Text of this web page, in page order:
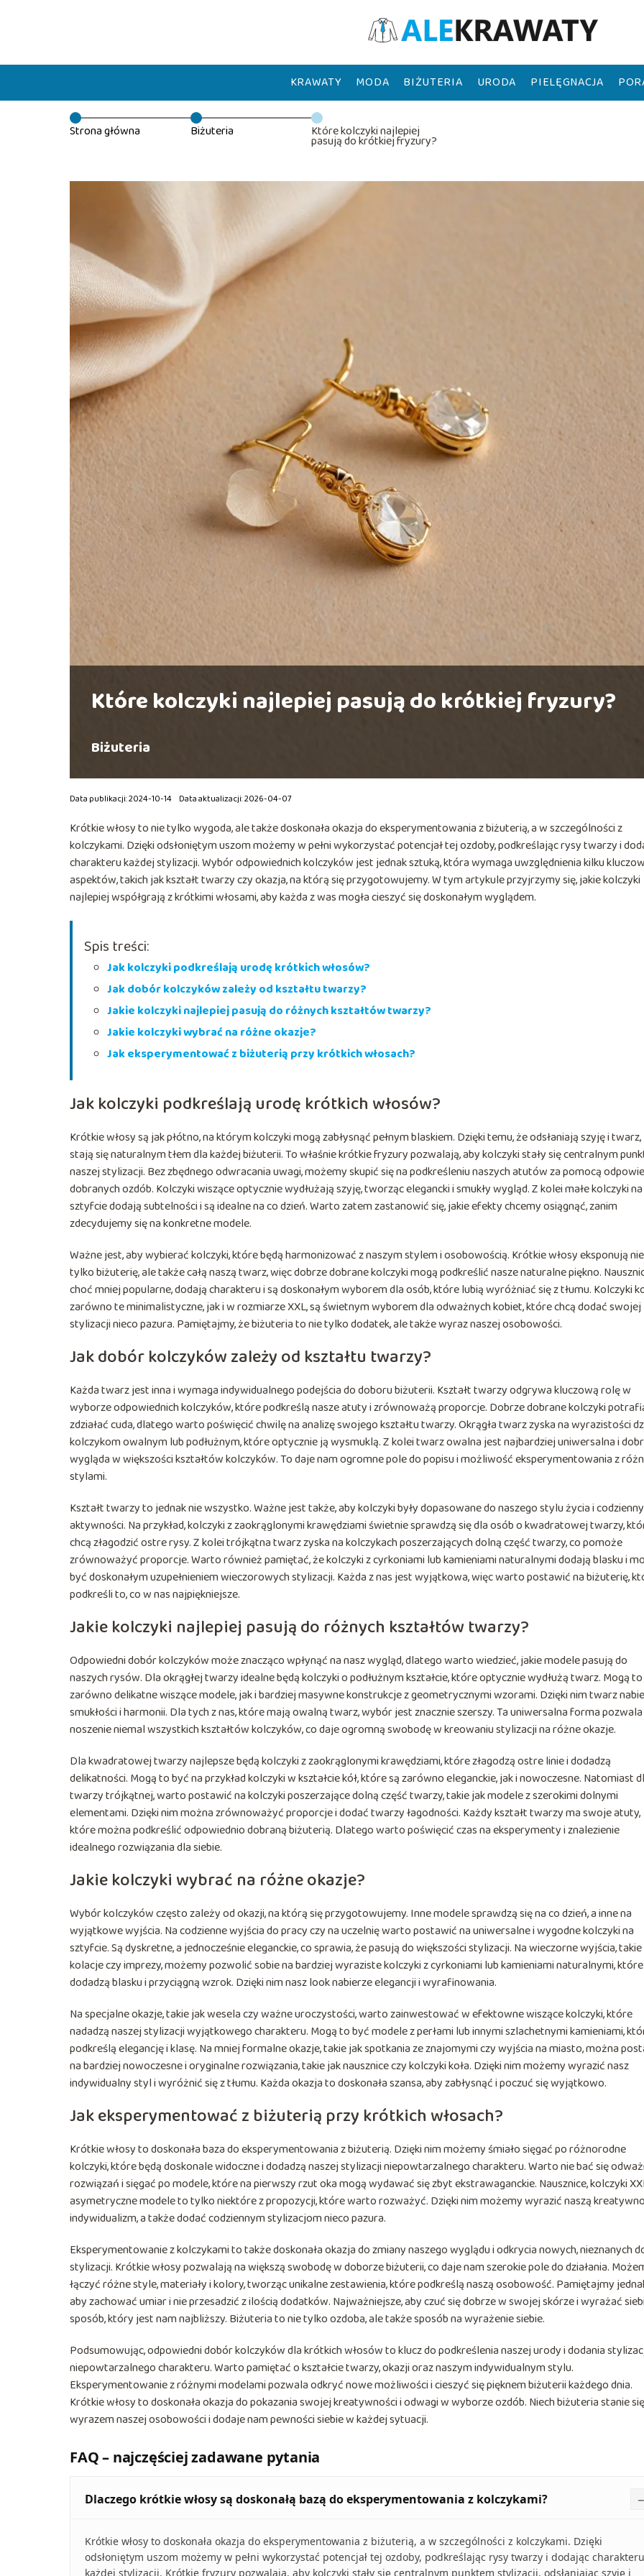
KRAWATY MODA BIŻUTERIA URODA PIELĘGNACJA
Strona główna Biżuteria Które kolczyki najlepiej
pasują do krótkiej fryzury?
Które kolczyki najlepiej pasują do krótkiej fryzury?
Biżuteria
Data publikacji: 2024-10-14 Data aktualizacji: 2026-04-07
Krótkie włosy to nie tylko wygoda, ale także doskonała okazja do eksperymentowania z biżuterią, a w szczególności z
kolczykami. Dzięki odsłoniętym uszom możemy w pełni wykorzystać potencjał tej ozdoby, podkreślając rysy twarzy i
charakteru każdej stylizacji. Wybór odpowiednich kolczyków jest jednak sztuką, która wymaga uwzględnienia kilku
aspektów, takich jak kształt twarzy czy okazja, na którą się przygotowujemy. W tym artykule przyjrzymy się, jakie kolczyki
najlepiej współgrają z krótkimi włosami, aby każda z was mogła cieszyć się doskonałym wyglądem.
Spis treści:
Jak kolczyki podkreślają urodę krótkich włosów?
Jak dobór kolczyków zależy od kształtu twarzy?
Jakie kolczyki najlepiej pasują do różnych kształtów twarzy?
Jakie kolczyki wybrać na różne okazje?
Jak eksperymentować z biżuterią przy krótkich włosach?
Jak kolczyki podkreślają urodę krótkich włosów?
Krótkie włosy są jak płótno, na którym kolczyki mogą zabłysnąć pełnym blaskiem. Dzięki temu, że odsłaniają szyję i twarz,
stają się naturalnym tłem dla każdej biżuterii. To właśnie krótkie fryzury pozwalają, aby kolczyki stały się centralnym
naszej stylizacji. Bez zbędnego odwracania uwagi, możemy skupić się na podkreśleniu naszych atutów za pomocą
dobranych ozdób. Kolczyki wiszące optycznie wydłużają szyję, tworząc elegancki i smukły wygląd. Z kolei małe kolczyki na
sztyfcie dodają subtelności i są idealne na co dzień. Warto zatem zastanowić się, jakie efekty chcemy osiągnąć, zanim
zdecydujemy się na konkretne modele.
Ważne jest, aby wybierać kolczyki, które będą harmonizować z naszym stylem i osobowością. Krótkie włosy eksponują nie
tylko biżuterię, ale także całą naszą twarz, więc dobrze dobrane kolczyki mogą podkreślić nasze naturalne piękno.
choć mniej popularne, dodają charakteru i są doskonałym wyborem dla osób, które lubią wyróżniać się z tłumu. Kolczyki
zarówno te minimalistyczne, jak i w rozmiarze XXL, są świetnym wyborem dla odważnych kobiet, które chcą dodać swojej
stylizacji nieco pazura. Pamiętajmy, że biżuteria to nie tylko dodatek, ale także wyraz naszej osobowości.
Jak dobór kolczyków zależy od kształtu twarzy?
Każda twarz jest inna i wymaga indywidualnego podejścia do doboru biżuterii. Kształt twarzy odgrywa kluczową rolę w
wyborze odpowiednich kolczyków, które podkreślą nasze atuty i zrównoważą proporcje. Dobrze dobrane kolczyki
zdziałać cuda, dlatego warto poświęcić chwilę na analizę swojego kształtu twarzy. Okrągła twarz zyska na wyrazistości
kolczykom owalnym lub podłużnym, które optycznie ją wysmuklą. Z kolei twarz owalna jest najbardziej uniwersalna i
wygląda w większości kształtów kolczyków. To daje nam ogromne pole do popisu i możliwość eksperymentowania z
stylami.
Kształt twarzy to jednak nie wszystko. Ważne jest także, aby kolczyki były dopasowane do naszego stylu życia i
aktywności. Na przykład, kolczyki z zaokrąglonymi krawędziami świetnie sprawdzą się dla osób o kwadratowej twarzy,
chcą złagodzić ostre rysy. Z kolei trójkątna twarz zyska na kolczykach poszerzających dolną część twarzy, co pomoże
zrównoważyć proporcje. Warto również pamiętać, że kolczyki z cyrkoniami lub kamieniami naturalnymi dodają blasku i
być doskonałym uzupełnieniem wieczorowych stylizacji. Każda z nas jest wyjątkowa, więc warto postawić na biżuterię,
podkreśli to, co w nas najpiękniejsze.
Jakie kolczyki najlepiej pasują do różnych kształtów twarzy?
Odpowiedni dobór kolczyków może znacząco wpłynąć na nasz wygląd, dlatego warto wiedzieć, jakie modele pasują do
naszych rysów. Dla okrągłej twarzy idealne będą kolczyki o podłużnym kształcie, które optycznie wydłużą twarz. Mogą
zarówno delikatne wiszące modele, jak i bardziej masywne konstrukcje z geometrycznymi wzorami. Dzięki nim twarz
smukłości i harmonii. Dla tych z nas, które mają owalną twarz, wybór jest znacznie szerszy. Ta uniwersalna forma
noszenie niemal wszystkich kształtów kolczyków, co daje ogromną swobodę w kreowaniu stylizacji na różne okazje.
Dla kwadratowej twarzy najlepsze będą kolczyki z zaokrąglonymi krawędziami, które złagodzą ostre linie i dodadzą
delikatności. Mogą to być na przykład kolczyki w kształcie kół, które są zarówno eleganckie, jak i nowoczesne. Natomiast
twarzy trójkątnej, warto postawić na kolczyki poszerzające dolną część twarzy, takie jak modele z szerokimi dolnymi
elementami. Dzięki nim można zrównoważyć proporcje i dodać twarzy łagodności. Każdy kształt twarzy ma swoje atuty,
które można podkreślić odpowiednio dobraną biżuterią. Dlatego warto poświęcić czas na eksperymenty i znalezienie
idealnego rozwiązania dla siebie.
Jakie kolczyki wybrać na różne okazje?
Wybór kolczyków często zależy od okazji, na którą się przygotowujemy. Inne modele sprawdzą się na co dzień, a inne na
wyjątkowe wyjścia. Na codzienne wyjścia do pracy czy na uczelnię warto postawić na uniwersalne i wygodne kolczyki na
sztyfcie. Są dyskretne, a jednocześnie eleganckie, co sprawia, że pasują do większości stylizacji. Na wieczorne wyjścia,
kolacje czy imprezy, możemy pozwolić sobie na bardziej wyraziste kolczyki z cyrkoniami lub kamieniami naturalnymi, które
dodadzą blasku i przyciągną wzrok. Dzięki nim nasz look nabierze elegancji i wyrafinowania.
Na specjalne okazje, takie jak wesela czy ważne uroczystości, warto zainwestować w efektowne wiszące kolczyki, które
nadadzą naszej stylizacji wyjątkowego charakteru. Mogą to być modele z perłami lub innymi szlachetnymi kamieniami,
podkreślą elegancję i klasę. Na mniej formalne okazje, takie jak spotkania ze znajomymi czy wyjścia na miasto, można
na bardziej nowoczesne i oryginalne rozwiązania, takie jak nausznice czy kolczyki koła. Dzięki nim możemy wyrazić nasz
indywidualny styl i wyróżnić się z tłumu. Każda okazja to doskonała szansa, aby zabłysnąć i poczuć się wyjątkowo.
Jak eksperymentować z biżuterią przy krótkich włosach?
Krótkie włosy to doskonała baza do eksperymentowania z biżuterią. Dzięki nim możemy śmiało sięgać po różnorodne
kolczyki, które będą doskonale widoczne i dodadzą naszej stylizacji niepowtarzalnego charakteru. Warto nie bać się
rozwiązań i sięgać po modele, które na pierwszy rzut oka mogą wydawać się zbyt ekstrawaganckie. Nausznice, kolczyki
asymetryczne modele to tylko niektóre z propozycji, które warto rozważyć. Dzięki nim możemy wyrazić naszą
indywidualizm, a także dodać codziennym stylizacjom nieco pazura.
Eksperymentowanie z kolczykami to także doskonała okazja do zmiany naszego wyglądu i odkrycia nowych, nieznanych
stylizacji. Krótkie włosy pozwalają na większą swobodę w doborze biżuterii, co daje nam szerokie pole do działania.
łączyć różne style, materiały i kolory, tworząc unikalne zestawienia, które podkreślą naszą osobowość. Pamiętajmy
aby zachować umiar i nie przesadzić z ilością dodatków. Najważniejsze, aby czuć się dobrze w swojej skórze i wyrażać
sposób, który jest nam najbliższy. Biżuteria to nie tylko ozdoba, ale także sposób na wyrażenie siebie.
Podsumowując, odpowiedni dobór kolczyków dla krótkich włosów to klucz do podkreślenia naszej urody i dodania
niepowtarzalnego charakteru. Warto pamiętać o kształcie twarzy, okazji oraz naszym indywidualnym stylu.
Eksperymentowanie z różnymi modelami pozwala odkryć nowe możliwości i cieszyć się pięknem biżuterii każdego dnia.
Krótkie włosy to doskonała okazja do pokazania swojej kreatywności i odwagi w wyborze ozdób. Niech biżuteria stanie się
wyrazem naszej osobowości i dodaje nam pewności siebie w każdej sytuacji.
FAQ – najczęściej zadawane pytania
Dlaczego krótkie włosy są doskonałą bazą do eksperymentowania z kolczykami?
Krótkie włosy to doskonała okazja do eksperymentowania z biżuterią, a w szczególności z kolczykami. Dzięki
odsłoniętym uszom możemy w pełni wykorzystać potencjał tej ozdoby, podkreślając rysy twarzy i dodając charakteru
każdej stylizacji. Krótkie fryzury pozwalają, aby kolczyki stały się centralnym punktem stylizacji, odsłaniając szyję i